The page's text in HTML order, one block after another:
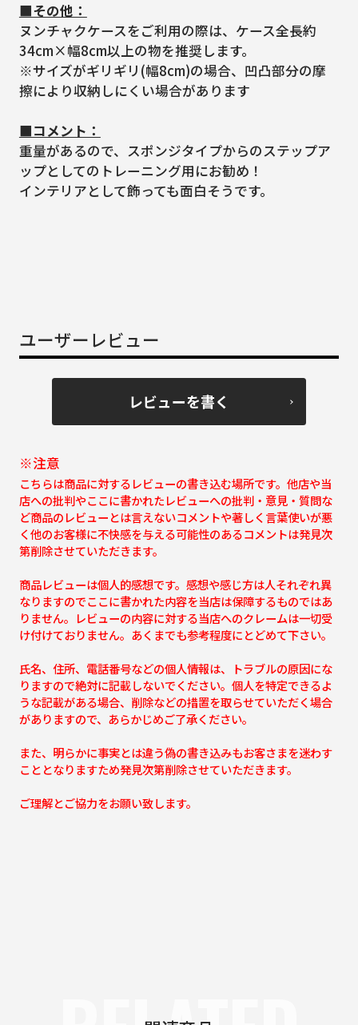
■その他：
ヌンチャクケースをご利用の際は、ケース全長約
34cm×幅8cm以上の物を推奨します。
※サイズがギリギリ(幅8cm)の場合、凹凸部分の摩
擦により収納しにくい場合があります
■コメント：
重量があるので、スポンジタイプからのステップア
ップとしてのトレーニング用にお勧め！
インテリアとして飾っても面白そうです。
ユーザーレビュー
レビューを書く
※注意
こちらは商品に対するレビューの書き込む場所です。他店や当
店への批判やここに書かれたレビューへの批判・意見・質問な
ど商品のレビューとは言えないコメントや著しく言葉使いが悪
く他のお客様に不快感を与える可能性のあるコメントは発見次
第削除させていただきます。
商品レビューは個人的感想です。感想や感じ方は人それぞれ異
なりますのでここに書かれた内容を当店は保障するものではあ
りません。レビューの内容に対する当店へのクレームは一切受
け付けておりません。あくまでも参考程度にとどめて下さい。
氏名、住所、電話番号などの個人情報は、トラブルの原因にな
りますので絶対に記載しないでください。個人を特定できるよ
うな記載がある場合、削除などの措置を取らせていただく場合
がありますので、あらかじめご了承ください。
また、明らかに事実とは違う偽の書き込みもお客さまを迷わす
こととなりますため発見次第削除させていただきます。
ご理解とご協力をお願い致します。